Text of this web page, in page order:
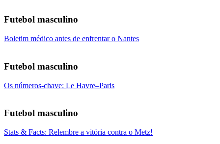
Futebol masculino
Boletim médico antes de enfrentar o Nantes
Futebol masculino
Os números-chave: Le Havre–Paris
Futebol masculino
Stats & Facts: Relembre a vitória contra o Metz!